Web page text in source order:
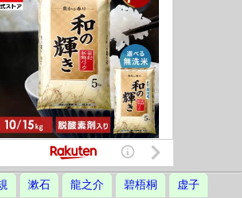
漱石 龍之介 碧梧桐 虚子